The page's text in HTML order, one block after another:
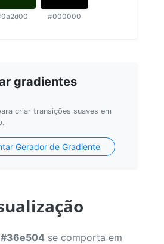
#000000
gradientes
criar transições suaves em
Gerador de Gradiente
#36e504 se comporta em